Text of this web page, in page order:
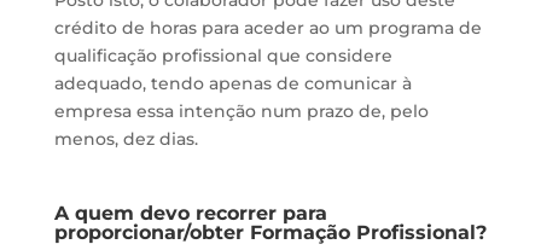
crédito de horas para aceder ao um programa de
qualificação profissional que considere
adequado, tendo apenas de comunicar à
empresa essa intenção num prazo de, pelo
menos, dez dias.
A quem devo recorrer para
proporcionar/obter Formação Profissional?